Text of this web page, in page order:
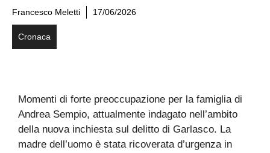
Francesco Meletti 17/06/2026
Cronaca
Momenti di forte preoccupazione per la famiglia di
Andrea Sempio, attualmente indagato nell’ambito
della nuova inchiesta sul delitto di Garlasco. La
madre dell’uomo è stata ricoverata d’urgenza in